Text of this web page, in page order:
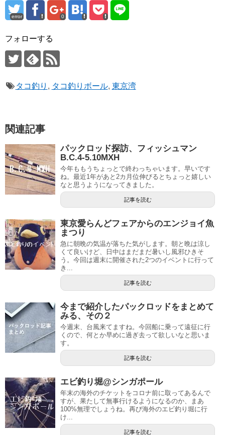
error 0
フォローする
タコ釣り , タコ釣りボール, 東京湾
関連記事
パックロッド探訪、フィッシュマン
B.C.4-5.10MXH
今年ももうちょっとで終わっちゃいます。早いです
ね。最近1年があと2カ月位伸びるとちょっと嬉しい
なと思うようになってきました。
記事を読む
東京愛らんどフェアからのエンジョイ魚
まつり
急に朝晩の気温が落ちた気がします。朝と晩は涼し
くて良いけど、日中はまだまだ暑いし風邪ひきそ
う。今回は週末に開催された2つのイベントに行って
き...
記事を読む
今まで紹介したパックロッドをまとめて
みる、その２
今週末、台風来てますね。今回船に乗って遠征に行
くので、何とか早めに過ぎ去って欲しいなと思いま
す。
記事を読む
エビ釣り堀@シンガポール
年末の海外のチケットをコロナ前に取ってあるんで
すが、果たして無事行けるようになるのか、まあ
100%無理でしょうね。再び海外のエビ釣り堀に行
け...
記事を読む